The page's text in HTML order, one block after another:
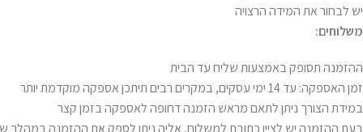
יש לבחור את המידה הרצויה
משלוחים:
ההזמנה תסופק באמצעות שליח עד הבית
זמן האספקה: עד 14 ימי עסקים, במקרים רבים תיתכן אספקה מוקדמת יותר
במידת הצורך ניתן לתאם מראש הזמנה דחופה לאספקה בזמן קצר
בעת ההזמנה יש לציין כתובת למשלוח, אליה ניתן לספק את ההזמנה במהלך